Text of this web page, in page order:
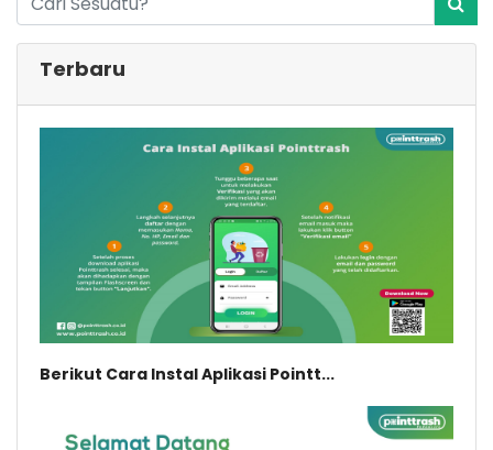
Terbaru
Berikut Cara Instal Aplikasi Pointt...